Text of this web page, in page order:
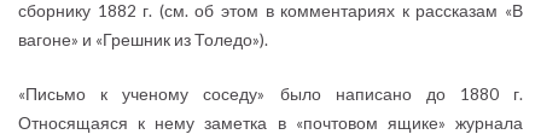
сборнику 1882 г. (см. об этом в комментариях к рассказам «В
вагоне» и «Грешник из Толедо»).
«Письмо к ученому соседу» было написано до 1880 г.
Относящаяся к нему заметка в «почтовом ящике» журнала